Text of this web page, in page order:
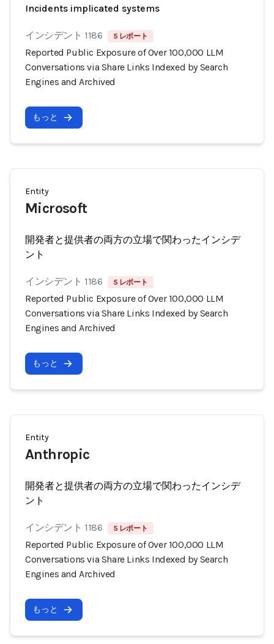
Incidents implicated systems
インシデント 1186 5 レポート
Reported Public Exposure of Over 100,000 LLM
Conversations via Share Links Indexed by Search
Engines and Archived
もっと
Entity
Microsoft
開発者と提供者の両方の立場で関わったインシデ
ント
インシデント 1186 5 レポート
Reported Public Exposure of Over 100,000 LLM
Conversations via Share Links Indexed by Search
Engines and Archived
もっと
Entity
Anthropic
開発者と提供者の両方の立場で関わったインシデ
ント
インシデント 1186 5 レポート
Reported Public Exposure of Over 100,000 LLM
Conversations via Share Links Indexed by Search
Engines and Archived
もっと